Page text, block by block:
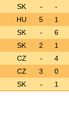
SK -
-
HU 5
1
SK -
6
SK 2
1
CZ -
4
CZ 3
0
SK - 1